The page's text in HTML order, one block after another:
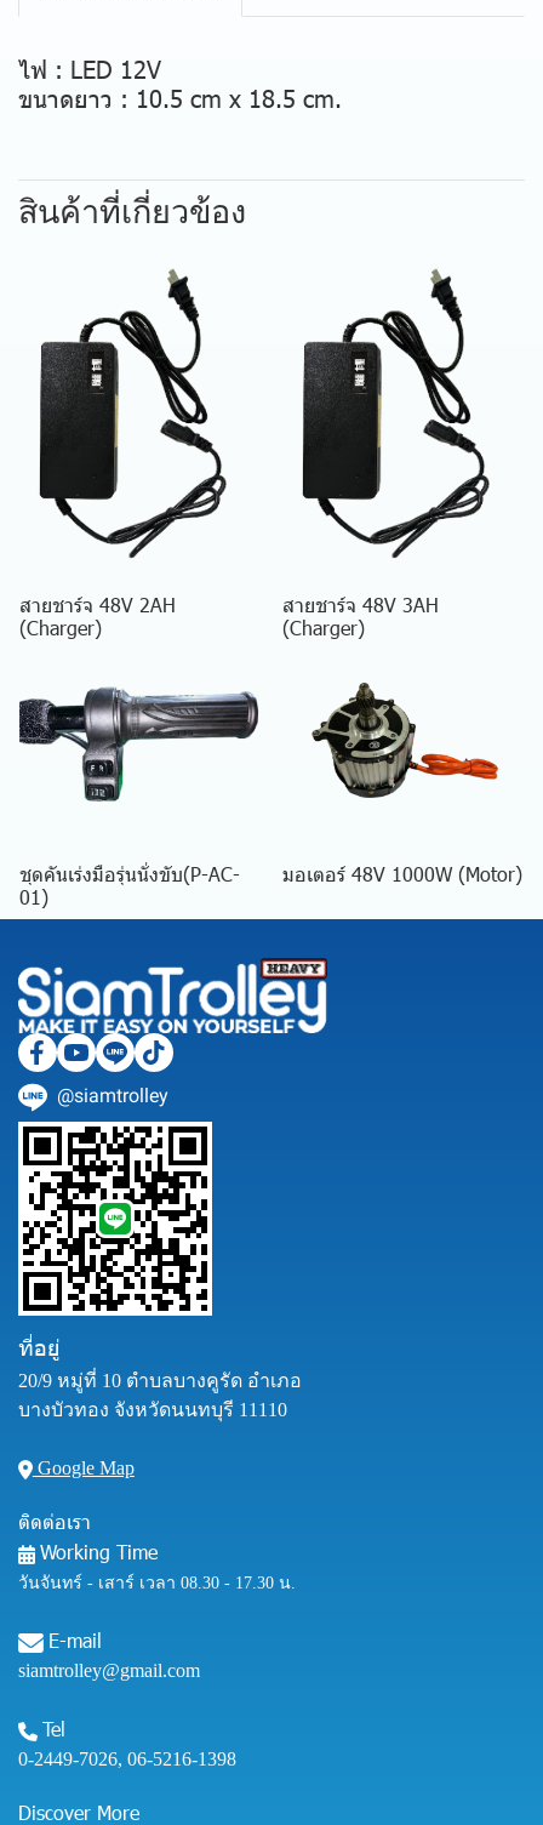
ไฟ : LED 12V
ขนาดยาว : 10.5 cm x 18.5 cm.
สินค้าที่เกี่ยวข้อง
สายชาร์จ 48V 2AH
(Charger)
สายชาร์จ 48V 3AH
(Charger)
ชุดคันเร่งมือรุ่นนั่งขับ(P-AC-
01)
มอเตอร์ 48V 1000W (Motor)
@siamtrolley
ที่อยู่
20/9 หมู่ที่ 10 ตำบลบางคูรัด อำเภอ
บางบัวทอง จังหวัดนนทบุรี 11110
Google Map
ติดต่อเรา
Working Time
วันจันทร์ - เสาร์ เวลา 08.30 - 17.30 น.
E-mail
siamtrolley@gmail.com
Tel
0-2449-7026, 06-5216-1398
Discover More